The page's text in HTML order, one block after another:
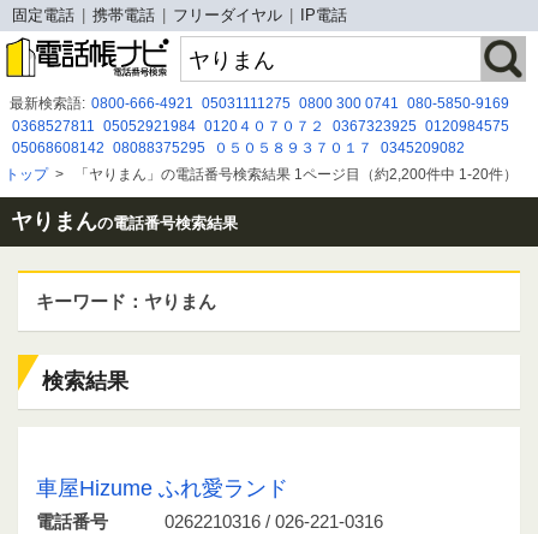
固定電話 携帯電話 フリーダイヤル IP電話
最新検索語: 0800-666-4921 05031111275 0800 300 0741
080-5850-9169
0368527811
05052921984 0120４０７０７２ 0367323925 0120984575
05068608142 08088375295 ０５０５８９３７０１７
0345209082
03 6683 7944 08039322636 078-252-5050 08066514990 09075727749
09047917832 0492219850 0676885224 05057945795 0366945796
070-8553-2847
07013008371
トップ> 「ヤりまん」の電話番号検索結果 1ページ目（約2,200件中 1-20件）
ヤりまんの電話番号検索結果
キーワード：ヤりまん
検索結果
車屋Hizume ふれ愛ランド
電話番号
0262210316 / 026-221-0316